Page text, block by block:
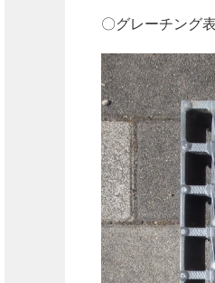
〇グレーチング